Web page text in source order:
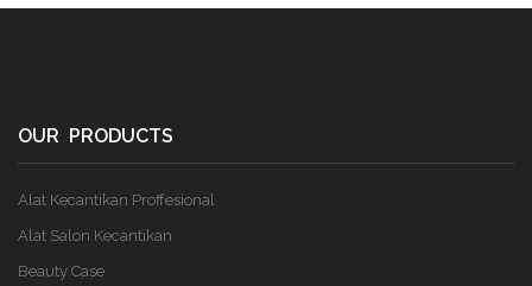
OUR PRODUCTS
Alat Kecantikan Proffesional
Alat Salon Kecantikan
Beauty Case